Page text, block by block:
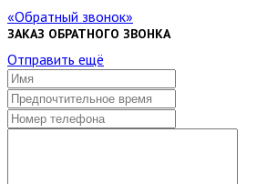
Обратный звонок
ЗАКАЗ ОБРАТНОГО ЗВОНКА
Отправить ещё